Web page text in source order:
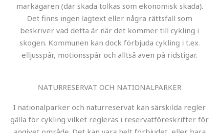
markägaren (där skada tolkas som ekonomisk skada).
Det finns ingen lagtext eller några rättsfall som
beskriver vad detta är när det kommer till cykling i
skogen. Kommunen kan dock förbjuda cykling i t.ex.
elljusspår, motionsspår och alltså även på ridstigar.
NATURRESERVAT OCH NATIONALPARKER
I nationalparker och naturreservat kan särskilda regler
gälla för cykling vilket regleras i reservatföreskrifter för